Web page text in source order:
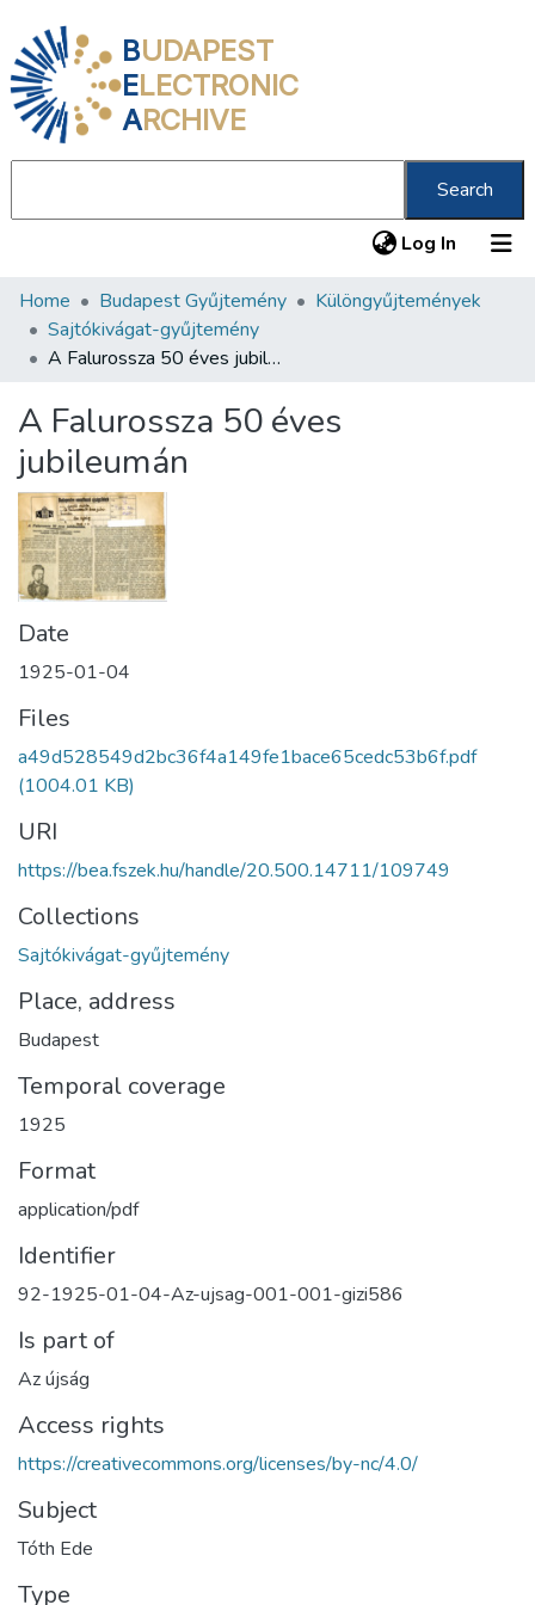
BUDAPEST
ELECTRONIC
ARCHIVE
Search
Log In (current)
Communities & Collections
All of DSpace
About us
Home Budapest Gyűjtemény
Különgyűjtemények
Sajtókivágat-gyűjtemény
A Falurossza 50 éves jubileumán
A Falurossza 50 éves
jubileumán
Date
1925-01-04
Files
a49d528549d2bc36f4a149fe1bace65cedc53b6f.pdf
(1004.01 KB)
URI
https://bea.fszek.hu/handle/20.500.14711/109749
Collections
Sajtókivágat-gyűjtemény
Place, address
Budapest
Temporal coverage
1925
Format
application/pdf
Identifier
92-1925-01-04-Az-ujsag-001-001-gizi586
Is part of
Az újság
Access rights
https://creativecommons.org/licenses/by-nc/4.0/
Subject
Tóth Ede
Type